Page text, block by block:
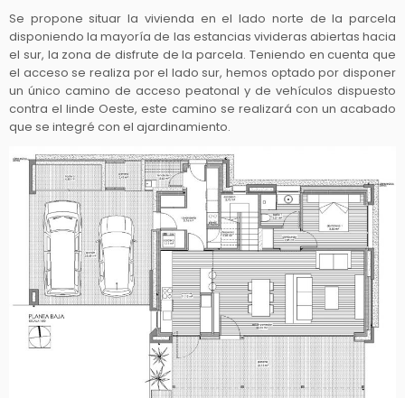
Se propone situar la vivienda en el lado norte de la parcela
disponiendo la mayoría de las estancias vivideras abiertas hacia
el sur, la zona de disfrute de la parcela. Teniendo en cuenta que
el acceso se realiza por el lado sur, hemos optado por disponer
un único camino de acceso peatonal y de vehículos dispuesto
contra el linde Oeste, este camino se realizará con un acabado
que se integré con el ajardinamiento.